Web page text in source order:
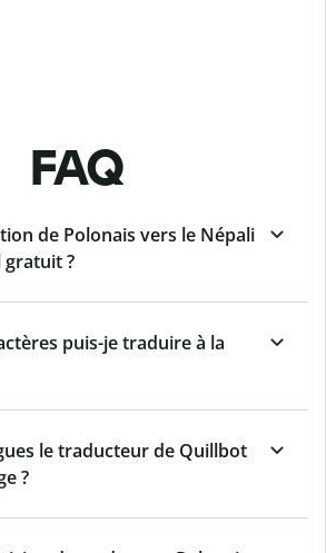
FAQ
de Polonais vers le Népali
?
puis-je traduire à la
le traducteur de Quillbot
?